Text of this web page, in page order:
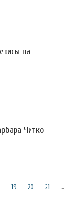
на
Читко
(текущая)
19 20 21 …